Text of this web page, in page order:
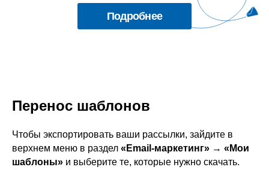
Подробнее
Перенос шаблонов
Чтобы экспортировать ваши рассылки, зайдите в
верхнем меню в раздел «Email-маркетинг» → «Мои
шаблоны» и выберите те, которые нужно скачать.